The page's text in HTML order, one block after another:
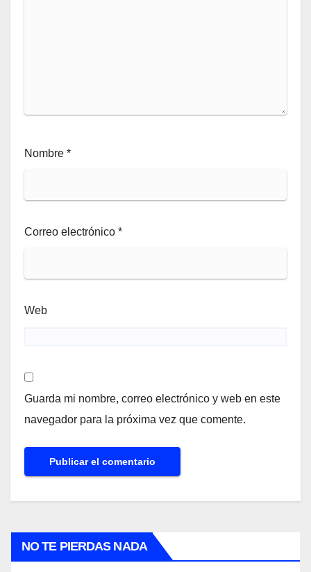
Nombre *
Correo electrónico *
Web
Guarda mi nombre, correo electrónico y web en este
navegador para la próxima vez que comente.
NO TE PIERDAS NADA